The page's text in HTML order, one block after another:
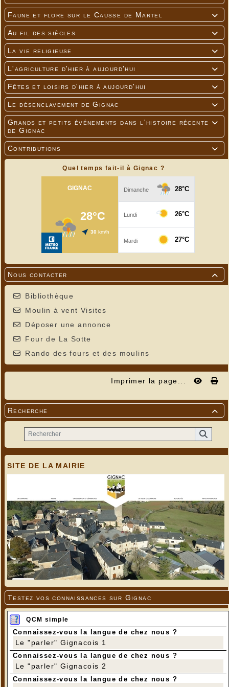

Faune et flore sur le Causse de Martel

Au fil des siècles

La vie religieuse

L'agriculture d'hier à aujourd'hui

Fêtes et loisirs d'hier à aujourd'hui

Le désenclavement de Gignac

Grands et petits événements dans l'histoire récente
de Gignac

Contributions
Quel temps fait-il à Gignac ?

Nous contacter
Bibliothèque
Moulin à vent Visites
Déposer une annonce
Four de La Sotte
Rando des fours et des moulins
Imprimer la page...

Recherche
SITE DE LA MAIRIE
Testez vos connaissances sur Gignac
QCM simple
Connaissez-vous la langue de chez nous ?
Le "parler" Gignacois 1
Connaissez-vous la langue de chez nous ?
Le "parler" Gignacois 2
Connaissez-vous la langue de chez nous ?
Extrait du programme L'Ecaussystème 2016